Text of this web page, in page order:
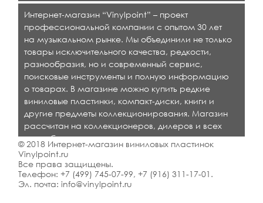
Интернет-магазин “Vinylpoint” – проект
профессиональной компании с опытом 30 лет
на музыкальном рынке. Мы объединили не только
товары исключительного качества, редкости,
разнообразия, но и современный сервис,
поисковые инструменты и полную информацию
о товарах. В магазине можно купить редкие
виниловые пластинки, компакт-диски, книги и
другие предметы коллекционирования. Магазин
рассчитан на коллекционеров, дилеров и всех
кто любит качественную музыку.
© 2018 Интернет-магазин виниловых пластинок
Vinylpoint.ru
Все права защищены.
Телефон: +7 (499) 745-07-99, +7 (916) 311-17-01 .
Эл. почта: info@vinylpoint.ru